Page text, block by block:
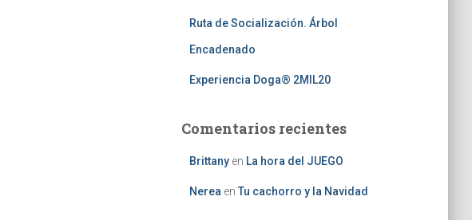
Ruta de Socialización. Árbol
Encadenado
Experiencia Doga® 2MIL20
Comentarios recientes
Brittanyen La hora del JUEGO
Nerea en Tu cachorro y la Navidad